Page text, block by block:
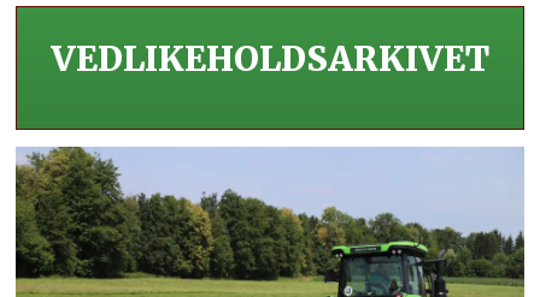
VEDLIKEHOLDS­ARKIVET